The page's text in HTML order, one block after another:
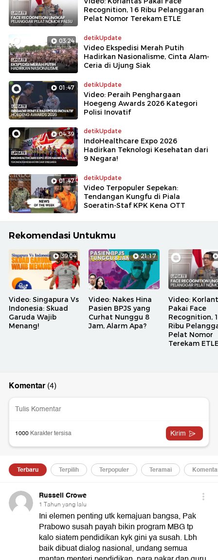
Recognition, 16 Ribu Pelanggaran
Pelat Nomor Terekam ETLE
03:24 detikUpdate
Video Ekspedisi Merah Putih
Hadirkan Nasionalisme, Cinta Alam-
Ceria di Ujung Siak
01:47 detikUpdate
Video: Peraih Penghargaan
Hoegeng Awards 2026 Kategori
Polisi Inovatif
04:39 detikUpdate
IndoHealthcare Expo 2026
Hadirkan Teknologi Kesehatan dari
9 Negara!
01:47 detikUpdate
Video Terpopuler Sepekan:
Tendangan Kungfu di Piala
Soeratin-Staf KPK Kena OTT
Rekomendasi Untukmu
39:04
Video: Singapura Vs
Indonesia: Skuad
Garuda Wajib
Menang!
21:17
Video: Nakes Hina
Pasien BPJS yang
Curhat Nunggu 8
Jam, Alarm Apa?
Video:
Pakai Face
Recognition,
Ribu
Pelat Nomor
Terekam